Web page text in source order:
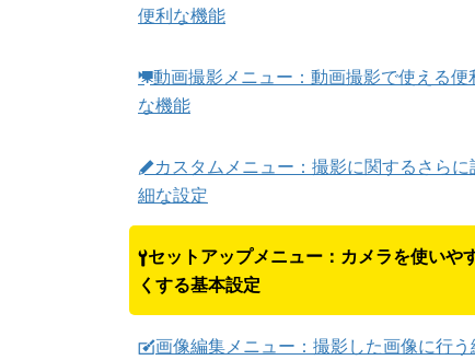
便利な機能
1動画撮影メニュー：動画撮影で使える便
な機能
Aカスタムメニュー：撮影に関するさらに
細な設定
Bセットアップメニュー：カメラを使いや
くする基本設定
N画像編集メニュー：撮影した画像に行う